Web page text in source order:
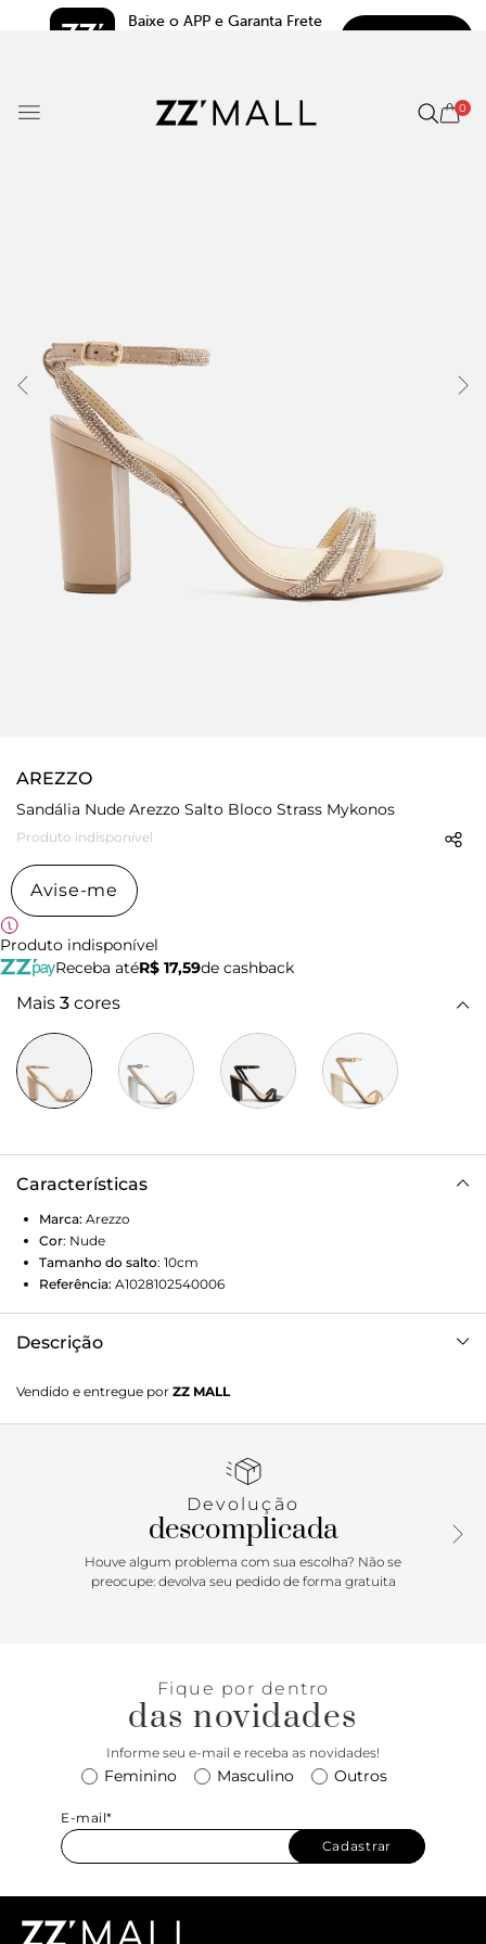
Baixe o APP e Garanta Frete
0
AREZZO
Sandália Nude Arezzo Salto Bloco Strass Mykonos
Produto indisponível
Avise-me
Produto indisponível
Receba atéR$ 17,59de cashback
Mais 3 cores
Características
Marca: Arezzo
Cor: Nude
Tamanho do salto: 10cm
Referência: A1028102540006
Descrição
sandália e bico redondo. Tras duas tiras cobertas por strass
prateado sobre os dedos. Aberta, possui tira em torno do
fivela lateral. Com palmilha bege e inscrição do nome da
Vendido e entregue por ZZ MALL
Devolução
descomplicada
Houve algum problema com sua escolha? Não se
preocupe: devolva seu pedido de forma gratuita
Fique por dentro
das novidades
Informe seu e-mail e receba as novidades!
Feminino Masculino Outros
E-mail*
Cadastrar